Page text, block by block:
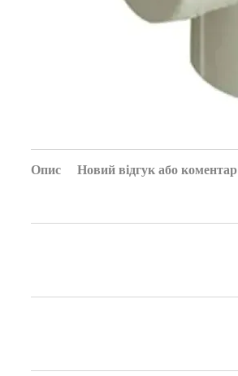
Опис Новий відгук або коментар